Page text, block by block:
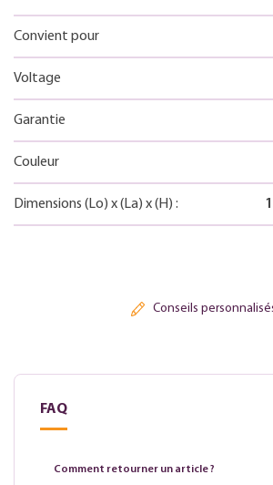
Convient pour
Voltage
Garantie
Couleur
Dimensions (Lo) x(La) x(H) :
Conseils
FAQ
Comment retourner un article ?